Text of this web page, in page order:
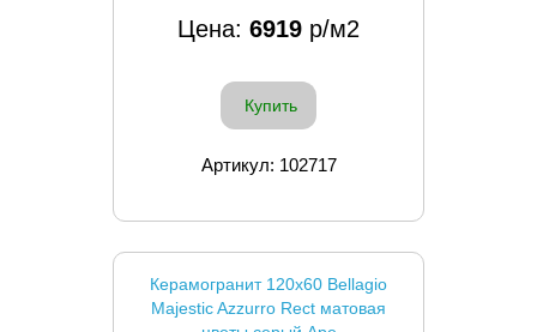
Цена: 6919 р/м2
Купить
Артикул: 102717
Керамогранит 120x60 Bellagio
Majestic Azzurro Rect матовая